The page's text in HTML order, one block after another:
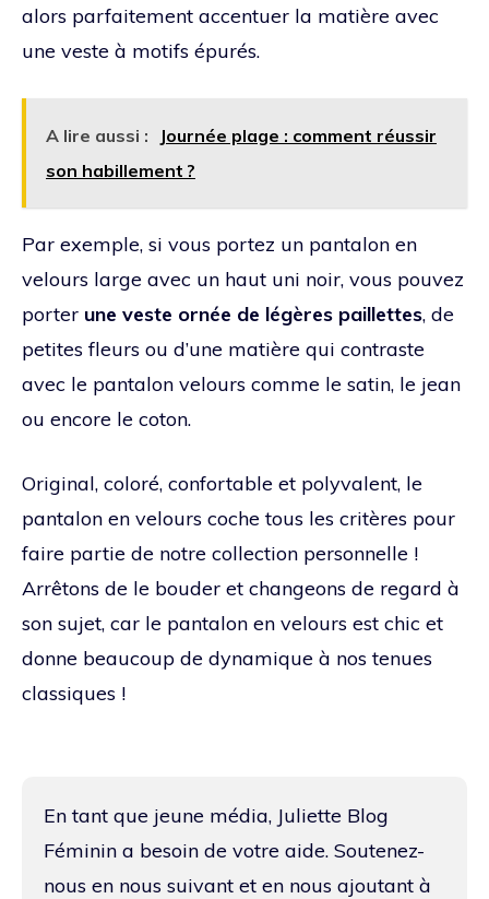
alors parfaitement accentuer la matière avec
une veste à motifs épurés.
A lire aussi :
Journée plage : comment réussir
son habillement ?
Par exemple, si vous portez un pantalon en
velours large avec un haut uni noir, vous pouvez
porter une veste ornée de légères paillettes, de
petites fleurs ou d’une matière qui contraste
avec le pantalon velours comme le satin, le jean
ou encore le coton.
Original, coloré, confortable et polyvalent, le
pantalon en velours coche tous les critères pour
faire partie de notre collection personnelle !
Arrêtons de le bouder et changeons de regard à
son sujet, car le pantalon en velours est chic et
donne beaucoup de dynamique à nos tenues
classiques !
En tant que jeune média, Juliette Blog
Féminin a besoin de votre aide. Soutenez-
nous en nous suivant et en nous ajoutant à